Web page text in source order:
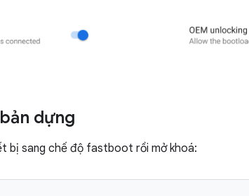
dựng
bị sang chế độ fastboot rồi mở khoá: